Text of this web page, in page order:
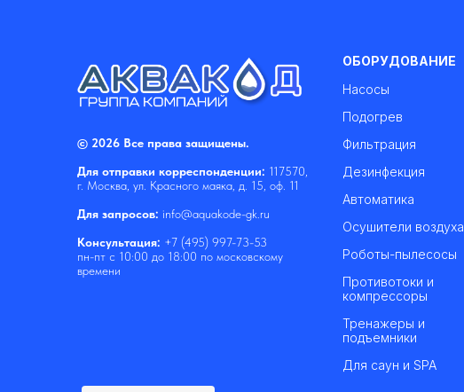
© 2026 Все права защищены.
Для отправки корреспонденции: 117570,
г. Москва, ул. Красного маяка, д. 15, оф. 11
Для запросов: info@aquakode-gk.ru
Консультация: +7 (495) 997-73-53
пн-пт с 10:00 до 18:00 по московскому
времени
ОБОРУДОВАНИЕ
Насосы
Подогрев
Фильтрация
Дезинфекция
Автоматика
Осушители воздуха
Роботы-пылесосы
Противотоки и
компрессоры
Тренажеры и
подъемники
Для саун и SPA